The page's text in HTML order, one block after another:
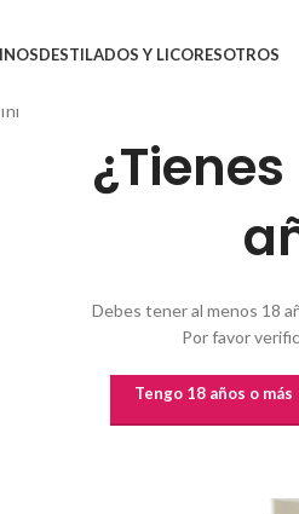
Debes tener al menos 18
Por favor
Tengo 18 años o más
DESTILADOS Y LICORESOTROS
Inicio